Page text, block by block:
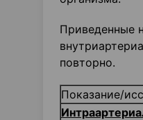
Приведенные
повторно.
Показание/